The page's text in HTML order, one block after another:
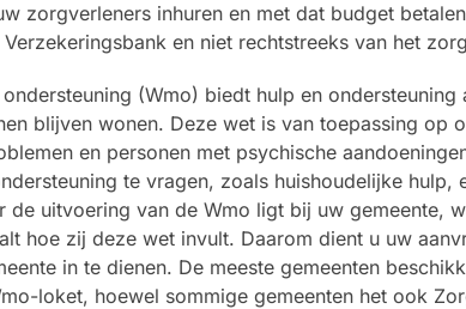
zorgverleners inhuren en met dat budget
en niet rechtstreeks van het
(Wmo) biedt hulp en
blijven wonen. Deze wet is van toepassing op
en personen met psychische
te vragen, zoals huishoudelijke
uitvoering van de Wmo ligt bij uw gemeente,
hoe zij deze wet invult. Daarom dient u uw
in te dienen. De meeste gemeenten
loket, hoewel sommige gemeenten het ook